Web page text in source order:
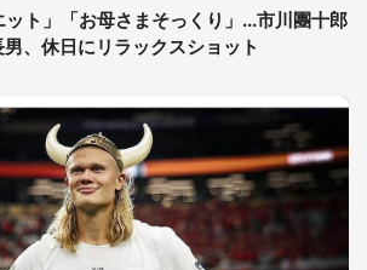
ット」「お母さまそっくり」...市川團十郎
、休日にリラックスショット